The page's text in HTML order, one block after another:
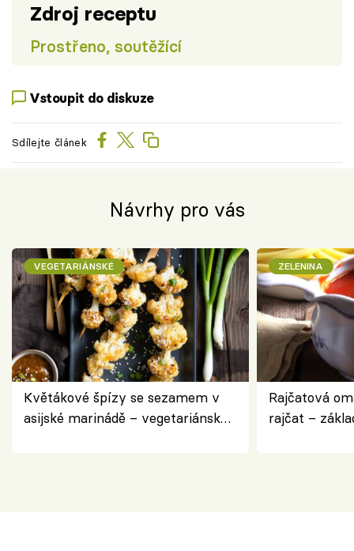
Zdroj receptu
Prostřeno, soutěžící
Vstoupit do diskuze
Sdílejte článek
Návrhy pro vás
VEGETARIÁNSKÉ
Květákové špízy se sezamem v
asijské marinádě – vegetariánská
ZELENINA
Rajčatová
rajčat –